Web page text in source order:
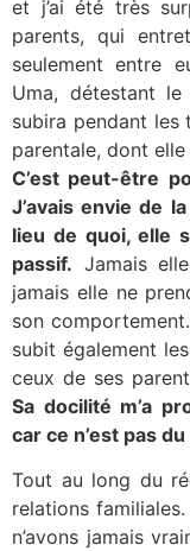
et j’ai été très
parents, qui
seulement entre
Uma, détestant
subira pendant
parentale, dont
C’est peut-être
J’avais envie de
lieu de quoi, elle
passif. Jamais
jamais elle ne
son
subit également
ceux de ses
Sa docilité m’a
car ce n’est pas
Tout au long du
relations
n’avons jamais